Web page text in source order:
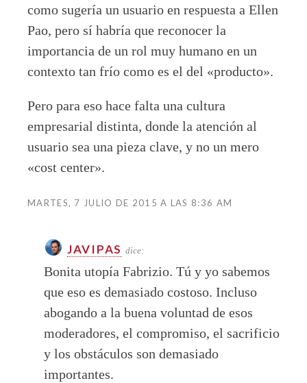
como sugería un usuario en respuesta a Ellen
Pao, pero sí habría que reconocer la
importancia de un rol muy humano en un
contexto tan frío como es el del «producto».
Pero para eso hace falta una cultura
empresarial distinta, donde la atención al
usuario sea una pieza clave, y no un mero
«cost center».
MARTES, 7 JULIO DE 2015 A LAS 8:36 AM
JAVIPAS dice:
Bonita utopía Fabrizio. Tú y yo sabemos
que eso es demasiado costoso. Incluso
abogando a la buena voluntad de esos
moderadores, el compromiso, el sacrificio
y los obstáculos son demasiado
importantes.